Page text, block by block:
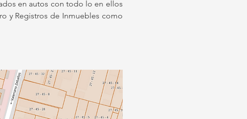
en autos con todo lo en ellos
y Registros de Inmuebles como